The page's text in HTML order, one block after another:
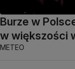
Burze w
w większości
METEO